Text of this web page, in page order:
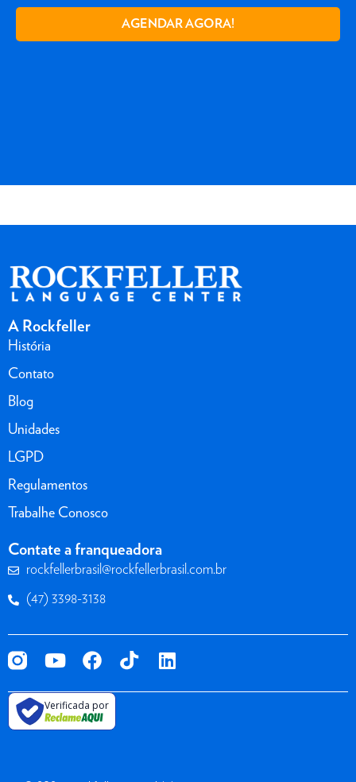
AGENDAR AGORA!
A Rockfeller
História
Contato
Blog
Unidades
LGPD
Regulamentos
Trabalhe Conosco
Contate a franqueadora
rockfellerbrasil@rockfellerbrasil.com.br
(47) 3398-3138
Verificada por